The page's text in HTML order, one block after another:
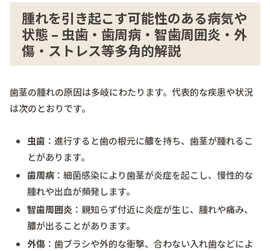
腫れを引き起こす可能性のある病気や
状態 – 虫歯・歯周病・智歯周囲炎・外
傷・ストレス等多角的解説
歯茎の腫れの原因は多岐にわたります。代表的な疾患や状況
は次のとおりです。
虫歯 ：進行すると歯の根元に膿を持ち、歯茎が腫れるこ
とがあります。
歯周病：細菌感染により歯茎が炎症を起こし、慢性的な
腫れや出血が頻発します。
智歯周囲炎 ：親知らず付近に炎症が生じ、腫れや痛み、
膿が出ることがあります。
外傷 ：歯ブラシや外的な衝撃、合わない入れ歯などによ